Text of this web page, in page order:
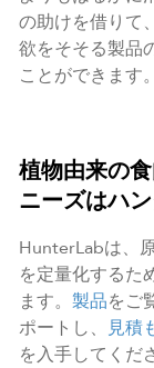
の助けを借りて
欲をそそる製品
ことができます。
植物由来の
ニーズはハ
HunterLabは、
を定量化するた
ます。 製品をご
ポートし、 見積
を入手してくだ